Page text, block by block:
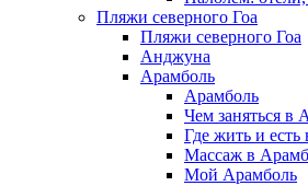
Пляжи северного Гоа
Пляжи северного Гоа
Анджуна
Арамболь
Арамболь
Чем заняться в
Где жить и
Массаж в
Мой Арамболь